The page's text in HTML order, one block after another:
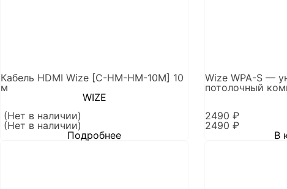
Кабель HDMI Wize [C-HM-HM-10M] 10
м
WIZE
(Нет в наличии)
(Нет в наличии)
Подробнее
Wize WPA-S —
потолочный
2490₽
2490₽
В